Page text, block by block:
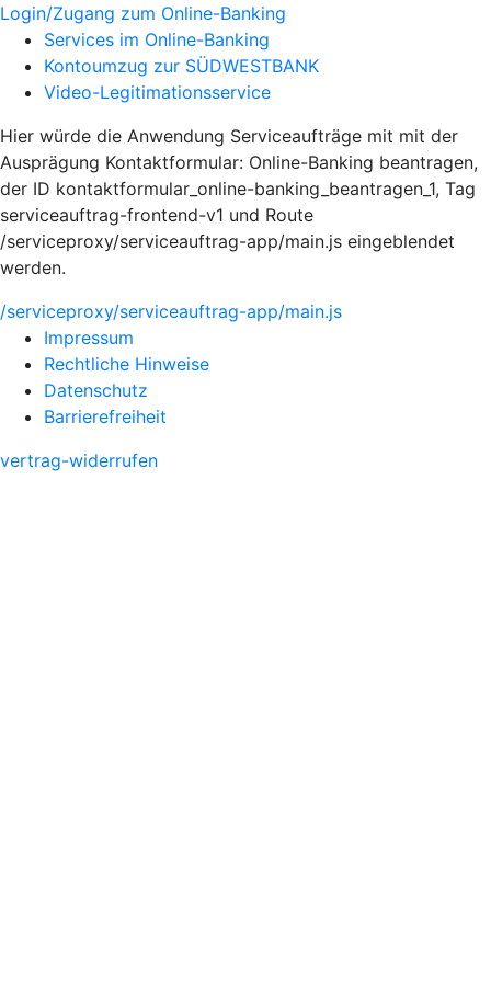
Login/Zugang zum Online-Banking
Services im Online-Banking
Kontoumzug zur SÜDWESTBANK
Video-Legitimationsservice
Hier würde die Anwendung Serviceaufträge mit mit der
Ausprägung Kontaktformular: Online-Banking beantragen,
der ID kontaktformular_online-banking_beantragen_1, Tag
serviceauftrag-frontend-v1 und Route
/serviceproxy/serviceauftrag-app/main.js eingeblendet
werden.
/serviceproxy/serviceauftrag-app/main.js
Impressum
Rechtliche Hinweise
Datenschutz
Barrierefreiheit
vertrag-widerrufen